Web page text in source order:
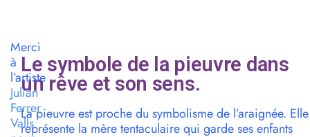
Le symbole de la pieuvre dans
un rêve et son sens.
La pieuvre est proche du symbolisme de l’araignée. Elle
représente la mère tentaculaire qui garde ses enfants
Merci
à
l’artiste
Julian
Ferrer
Valls